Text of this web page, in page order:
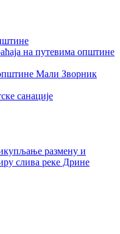
на путевима општине
општине Мали Зворник
санације
размену и
слива реке Дрине